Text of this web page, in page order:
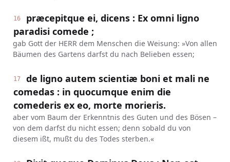
16
præcepitque ei, dicens : Ex omni ligno
paradisi comede ;
gab Gott der HERR dem Menschen die Weisung: »Von allen
Bäumen des Gartens darfst du nach Belieben essen;
17
de ligno autem scientiæ boni et mali ne
comedas : in quocumque enim die
comederis ex eo, morte morieris.
aber vom Baum der Erkenntnis des Guten und des Bösen –
von dem darfst du nicht essen; denn sobald du von
diesem ißt, mußt du des Todes sterben.«